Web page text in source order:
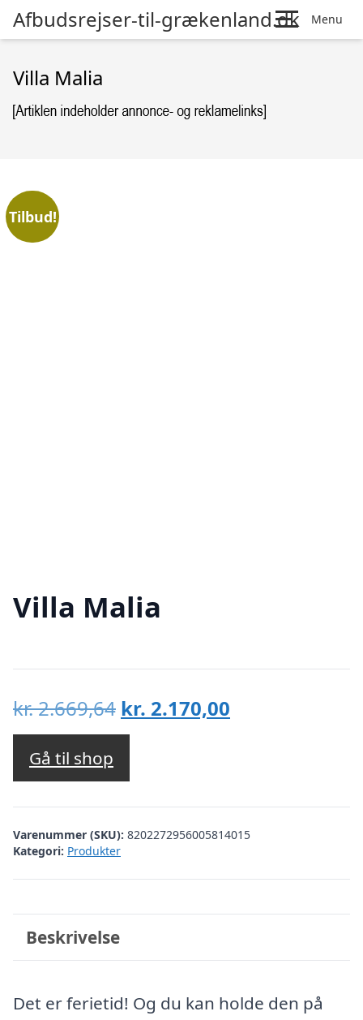
Afbudsrejser-til-grækenland.dk Menu
Villa Malia
Tilbud!
Villa Malia
kr.2.669,64 Den
oprindelige
var:
kr. 2.669,64.
kr. 2.170,00
kr. 2.170,00.
Gå til shop
Varenummer (SKU): 8202272956005814015
Kategori: Produkter
Beskrivelse
Det er ferietid! Og du kan holde den på